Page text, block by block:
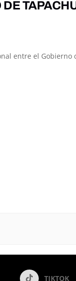
entre el Gobierno
TIKTOK